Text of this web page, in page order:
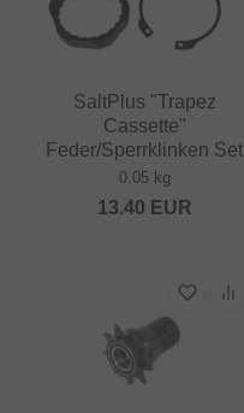
SaltPlus "Trapez
Cassette"
Feder/Sperrklinken Set
0.05 kg
13.40 EUR